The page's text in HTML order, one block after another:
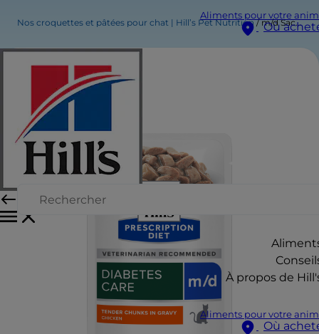
Aliments pour votre
Où
À propos de
Aliments pour votre
Où
Nos croquettes et pâtées pour chat | Hill’s Pet Nutrition m/d Sachet Repas pour Chat au Poulet